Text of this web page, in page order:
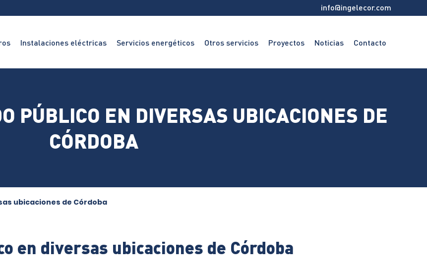
info@ingelecor.com
Instalaciones eléctricas Servicios energéticos
Puntos
de
Otros servicios Proyectos Noticias Contacto
PÚBLICO EN DIVERSAS UBICACIONES DE
CÓRDOBA
ubicaciones de Córdoba
en diversas ubicaciones de Córdoba